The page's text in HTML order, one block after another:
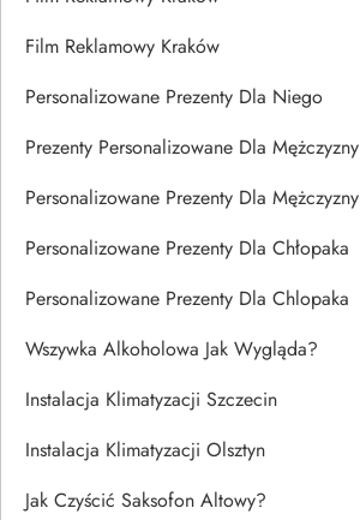
Film Reklamowy Kraków
Personalizowane Prezenty Dla Niego
Prezenty Personalizowane Dla Mężczyzny
Personalizowane Prezenty Dla Mężczyzny
Personalizowane Prezenty Dla Chłopaka
Personalizowane Prezenty Dla Chlopaka
Wszywka Alkoholowa Jak Wygląda?
Instalacja Klimatyzacji Szczecin
Instalacja Klimatyzacji Olsztyn
Jak Czyścić Saksofon Altowy?